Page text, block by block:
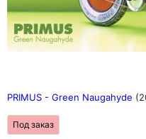
PRIMUS - Green Naugahyde
Под заказ